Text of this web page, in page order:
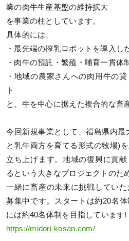
業の肉牛生産基盤の維持拡大
を事業の柱としています。
具体的には、
・最先端の搾乳ロボットを導入し
・肉牛の預託・繁殖・哺育一貫体
・地域の農家さんへの肉用牛の
ト
と、牛を中心に据えた複合的な畜
今回新規事業として、福島県内
と乳牛両方を育てる形式の牧場)
立ち上げます。地域の復興に貢
るという大きなプロジェクトのた
一緒に畜産の未来に挑戦してい
募集中です。スタートは約20名
には約40名体制を目指しています!
https://midori-kosan.com/